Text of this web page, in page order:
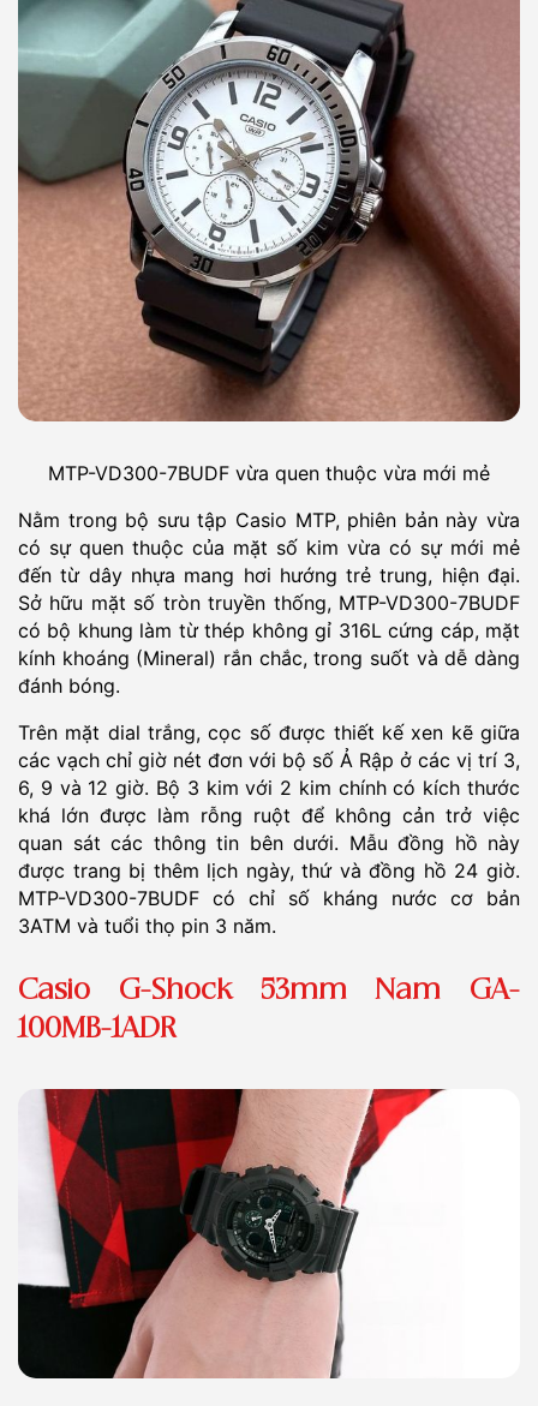
MTP-VD300-7BUDF vừa quen thuộc vừa mới mẻ
Nằm trong bộ sưu tập Casio MTP, phiên bản này vừa
có sự quen thuộc của mặt số kim vừa có sự mới mẻ
đến từ dây nhựa mang hơi hướng trẻ trung, hiện đại.
Sở hữu mặt số tròn truyền thống, MTP-VD300-7BUDF
có bộ khung làm từ thép không gỉ 316L cứng cáp, mặt
kính khoáng (Mineral) rắn chắc, trong suốt và dễ dàng
đánh bóng.
Trên mặt dial trắng, cọc số được thiết kế xen kẽ giữa
các vạch chỉ giờ nét đơn với bộ số Ả Rập ở các vị trí 3,
6, 9 và 12 giờ. Bộ 3 kim với 2 kim chính có kích thước
khá lớn được làm rỗng ruột để không cản trở việc
quan sát các thông tin bên dưới. Mẫu đồng hồ này
được trang bị thêm lịch ngày, thứ và đồng hồ 24 giờ.
MTP-VD300-7BUDF có chỉ số kháng nước cơ bản
3ATM và tuổi thọ pin 3 năm.
Casio G-Shock 53mm Nam GA-
100MB-1ADR